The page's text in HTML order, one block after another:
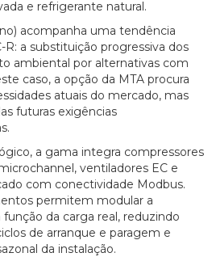
e refrigerante natural.
acompanha uma tendência
a substituição progressiva dos
ambiental por alternativas com
caso, a opção da MTA procura
atuais do mercado, mas
futuras exigências
a gama integra compressores
ventiladores EC e
com conectividade Modbus.
permitem modular a
da carga real, reduzindo
de arranque e paragem e
da instalação.